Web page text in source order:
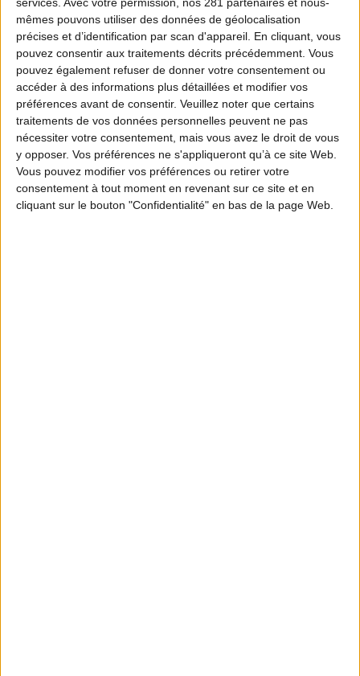
mêmes pouvons utiliser des données de géolocalisation
précises et d’identification par scan d'appareil. En cliquant, vous
pouvez consentir aux traitements décrits précédemment. Vous
pouvez également refuser de donner votre consentement ou
accéder à des informations plus détaillées et modifier vos
préférences avant de consentir. Veuillez noter que certains
traitements de vos données personnelles peuvent ne pas
nécessiter votre consentement, mais vous avez le droit de vous
y opposer. Vos préférences ne s'appliqueront qu’à ce site Web.
Vous pouvez modifier vos préférences ou retirer votre
consentement à tout moment en revenant sur ce site et en
cliquant sur le bouton "Confidentialité" en bas de la page Web.